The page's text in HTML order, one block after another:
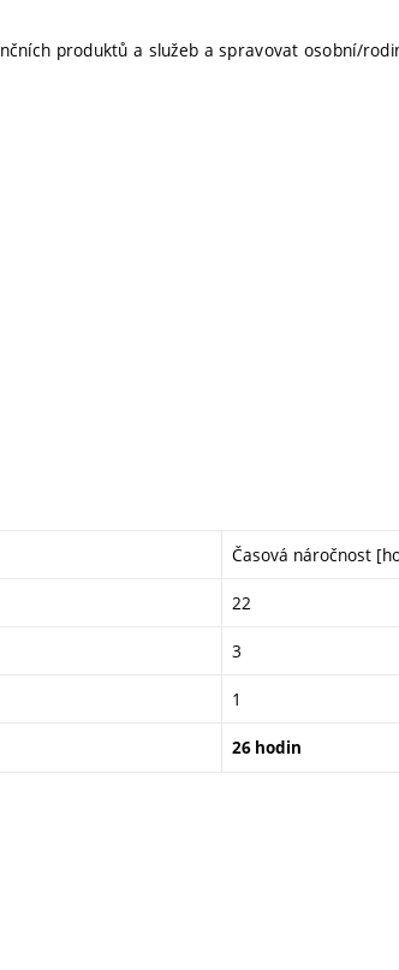
produktů a služeb a spravovat osobní/
Časová náročnost
22
3
1
26 hodin